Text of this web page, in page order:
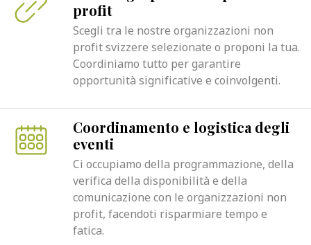
profit
Scegli tra le nostre organizzazioni non
profit svizzere selezionate o proponi la tua.
Coordiniamo tutto per garantire
opportunità significative e coinvolgenti.
Coordinamento e logistica degli
eventi
Ci occupiamo della programmazione, della
verifica della disponibilità e della
comunicazione con le organizzazioni non
profit, facendoti risparmiare tempo e
fatica.